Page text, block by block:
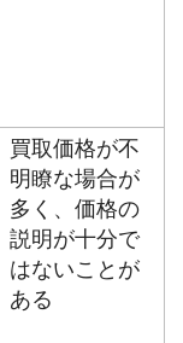
買取価格が不
明瞭な場合が
多く、価格の
説明が十分で
はないことが
ある